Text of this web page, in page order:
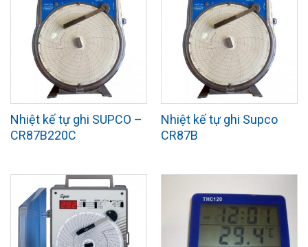
Nhiệt kế tự ghi SUPCO –
CR87B220C
Nhiệt kế tự ghi Supco
CR87B